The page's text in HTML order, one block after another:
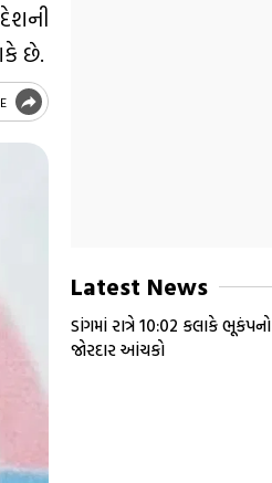
છે.
Latest News
ડાંગમાં રાત્રે 10:02 કલાકે ભૂકંપનો
જોરદાર આંચકો